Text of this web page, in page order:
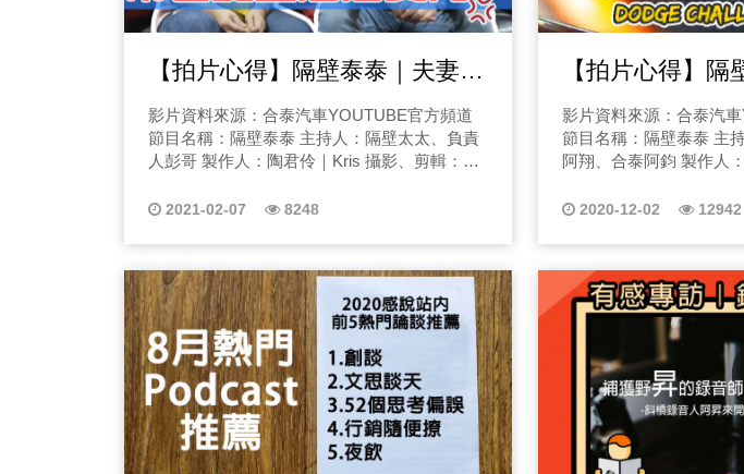
【拍片心得】隔壁泰泰｜夫妻共
同創業真的好嗎？！
影片資料來源：合泰汽車YOUTUBE官方頻道
節目名稱：隔壁泰泰 主持人：隔壁太太、負責
人彭哥 製作人：陶君伶｜Kris 攝影、剪輯：陶
2021-02-07 8248
【拍片心得】隔
廠車要送到國外
道奇開箱文
影片資料來源：合泰汽
節目名稱：隔壁泰泰 主
阿翔、合泰阿鈞 製作人
2020-12-02 12942